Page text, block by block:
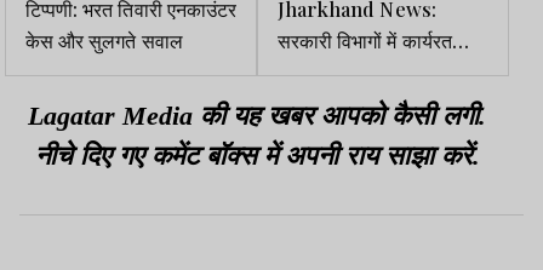
टिप्पणी: भरत तिवारी एनकाउंटर
केस और सुलगते सवाल
Jharkhand News:
सरकारी विभागों में कार्यरत
कंप्यूटर ऑपरेटरों को मिलेगा
एक समान वेतन
Lagatar Media की यह खबर आपको कैसी लगी.
नीचे दिए गए कमेंट बॉक्स में अपनी राय साझा करें.